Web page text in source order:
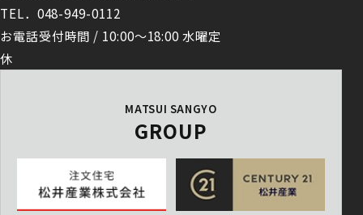
TEL．048-949-0112
お電話受付時間 / 10:00～18:00 水曜定
休
MATSUI SANGYO
GROUP